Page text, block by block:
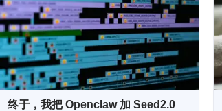
终于，我把 Openclaw 加 Seed2.0